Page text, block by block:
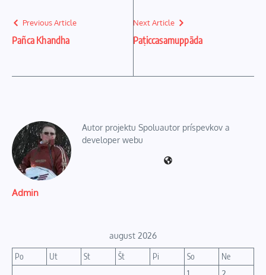
Previous Article
Pañca Khandha
Next Article
Paṭiccasamuppāda
Admin
Autor projektu Spoluautor príspevkov a
developer webu
august 2026
Po Ut St Št Pi So
Ne